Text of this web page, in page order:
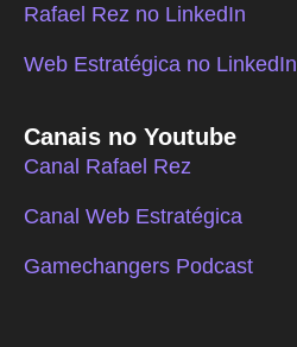
Rafael Rez no LinkedIn
Web Estratégica no LinkedIn
Canais no Youtube
Canal Rafael Rez
Canal Web Estratégica
Gamechangers Podcast